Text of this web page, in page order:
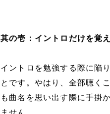
其の壱：イントロだけを覚
イントロを勉強する際に陥
とです。やはり、全部聴く
も曲名を思い出す際に手掛
ません。